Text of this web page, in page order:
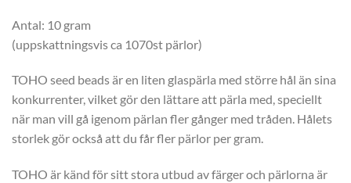
Antal: 10 gram
(uppskattningsvis ca 1070st pärlor)
TOHO seed beads är en liten glaspärla med större hål än sina
konkurrenter, vilket gör den lättare att pärla med, speciellt
när man vill gå igenom pärlan fler gånger med tråden. Hålets
storlek gör också att du får fler pärlor per gram.
TOHO är känd för sitt stora utbud av färger och pärlorna är